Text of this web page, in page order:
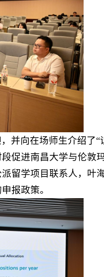
并向在场师生介绍了
促进南昌大学与伦敦
留学项目联系人，叶
报政策。